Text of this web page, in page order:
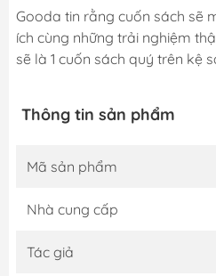
Gooda tin rằng cuốn sách sẽ
ích cùng những trải nghiệm
sẽ là 1 cuốn sách quý trên kệ
Thông tin sản phẩm
Mã sản phẩm
Nhà cung cấp
Tác giả